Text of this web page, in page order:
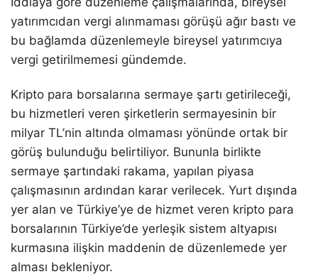
yatırımcıdan vergi alınmaması görüşü ağır bastı ve
bu bağlamda düzenlemeyle bireysel yatırımcıya
vergi getirilmemesi gündemde.
Kripto para borsalarına sermaye şartı getirileceği,
bu hizmetleri veren şirketlerin sermayesinin bir
milyar TL’nin altında olmaması yönünde ortak bir
görüş bulunduğu belirtiliyor. Bununla birlikte
sermaye şartındaki rakama, yapılan piyasa
çalışmasının ardından karar verilecek. Yurt dışında
yer alan ve Türkiye’ye de hizmet veren kripto para
borsalarının Türkiye’de yerleşik sistem altyapısı
kurmasına ilişkin maddenin de düzenlemede yer
alması bekleniyor.